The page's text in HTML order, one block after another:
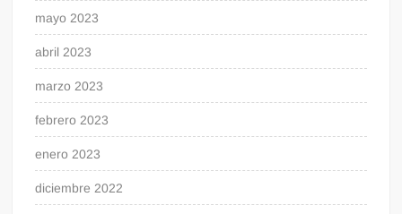
mayo 2023
abril 2023
marzo 2023
febrero 2023
enero 2023
diciembre 2022